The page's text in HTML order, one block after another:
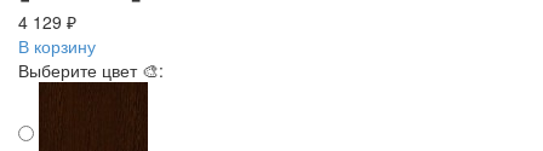
4 129 ₽
В корзину
Выберите цвет 🎨: